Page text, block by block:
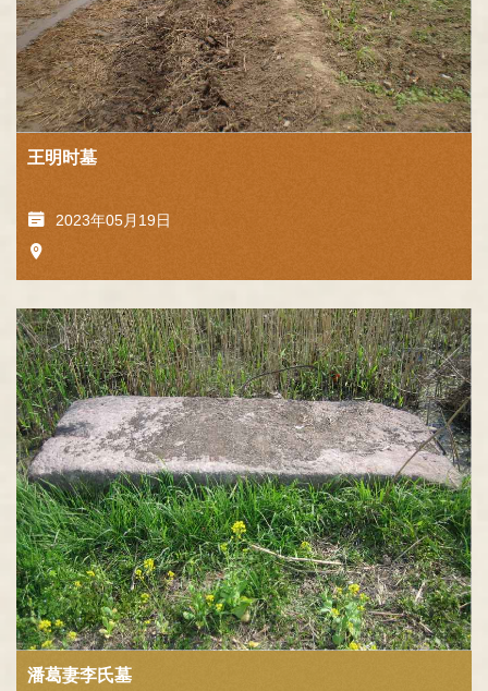
王明时墓
2023年05月19日
潘葛妻李氏墓